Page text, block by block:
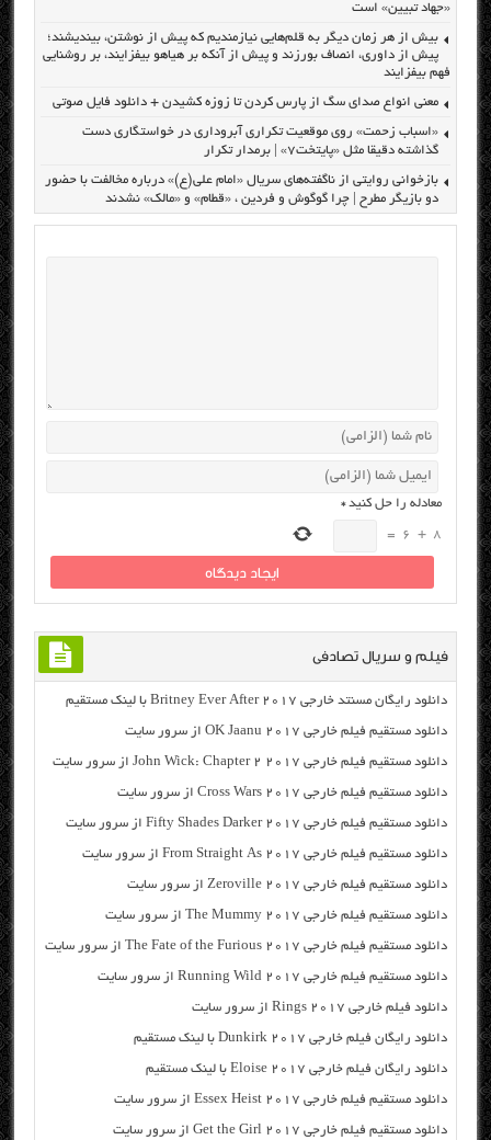
«جهاد تبیین» است
بیش از هر زمان دیگر به قلم‌هایی نیازمندیم که پیش از نوشتن، بیندیشند؛
پیش از داوری، انصاف بورزند و پیش از آنکه بر هیاهو بیفزایند، بر روشنایی
فهم بیفزایند
معنی انواع صدای سگ از پارس کردن تا زوزه کشیدن + دانلود فایل صوتی
«اسباب زحمت» روی موقعیت تکراری آبروداری در خواستگاری دست
گذاشته دقیقا مثل «پایتخت۷» | برمدار تکرار
بازخوانی روایتی از ناگفته‌های سریال «امام علی(ع)» درباره مخالفت با حضور
دو بازیگر مطرح | چرا گوگوش و فردین ، «قطام» و «مالک» نشدند
معادله را حل کنید*
8
+
6
=
فیلم و سریال تصادفی
دانلود رایگان مسنتد خارجی Britney Ever After 2017 با لینک مستقیم
دانلود مستقیم فیلم خارجی OK Jaanu 2017 از سرور سایت
دانلود مستقیم فیلم خارجی John Wick: Chapter 2 2017 از سرور سایت
دانلود مستقیم فیلم خارجی Cross Wars 2017 از سرور سایت
دانلود مستقیم فیلم خارجی Fifty Shades Darker 2017 از سرور سایت
دانلود مستقیم فیلم خارجی From Straight As 2017 از سرور سایت
دانلود مستقیم فیلم خارجی Zeroville 2017 از سرور سایت
دانلود مستقیم فیلم خارجی The Mummy 2017 از سرور سایت
دانلود مستقیم فیلم خارجی The Fate of the Furious 2017 از سرور سایت
دانلود مستقیم فیلم خارجی Running Wild 2017 از سرور سایت
دانلود فیلم خارجی Rings 2017 از سرور سایت
دانلود رایگان فیلم خارجی Dunkirk 2017 با لینک مستقیم
دانلود رایگان فیلم خارجی Eloise 2017 با لینک مستقیم
دانلود مستقیم فیلم خارجی Essex Heist 2017 از سرور سایت
دانلود مستقیم فیلم خارجی Get the Girl 2017 از سرور سایت